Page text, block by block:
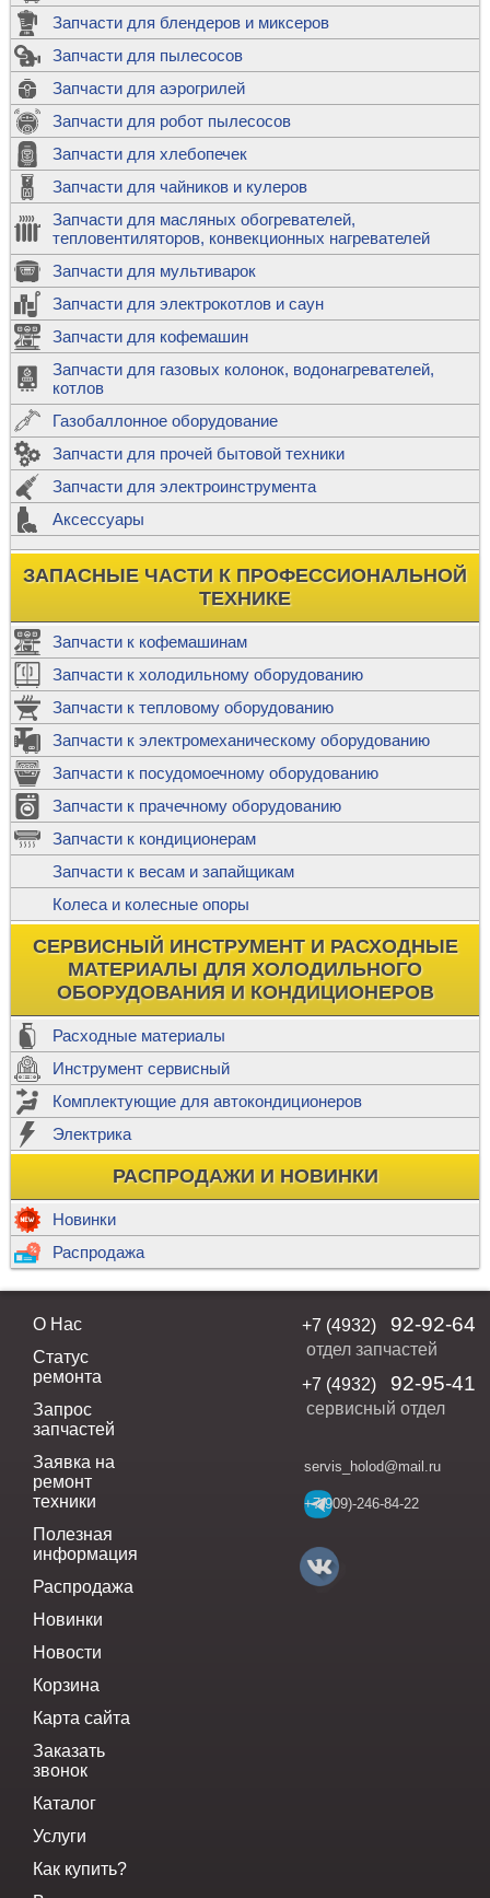
Запчасти для блендеров и миксеров
Запчасти для пылесосов
Запчасти для аэрогрилей
Запчасти для робот пылесосов
Запчасти для хлебопечек
Запчасти для чайников и кулеров
Запчасти для масляных обогревателей,
тепловентиляторов, конвекционных нагревателей
Запчасти для мультиварок
Запчасти для электрокотлов и саун
Запчасти для кофемашин
Запчасти для газовых колонок, водонагревателей,
котлов
Газобаллонное оборудование
Запчасти для прочей бытовой техники
Запчасти для электроинструмента
Аксессуары
ЗАПАСНЫЕ ЧАСТИ К ПРОФЕССИОНАЛЬНОЙ
ТЕХНИКЕ
Запчасти к кофемашинам
Запчасти к холодильному оборудованию
Запчасти к тепловому оборудованию
Запчасти к электромеханическому оборудованию
Запчасти к посудомоечному оборудованию
Запчасти к прачечному оборудованию
Запчасти к кондиционерам
Запчасти к весам и запайщикам
Колеса и колесные опоры
СЕРВИСНЫЙ ИНСТРУМЕНТ И РАСХОДНЫЕ
МАТЕРИАЛЫ ДЛЯ ХОЛОДИЛЬНОГО
ОБОРУДОВАНИЯ И КОНДИЦИОНЕРОВ
Расходные материалы
Инструмент сервисный
Комплектующие для автокондиционеров
Электрика
РАСПРОДАЖИ И НОВИНКИ
Новинки
Распродажа
О Нас
Статус
ремонта
Запрос
запчастей
Заявка на
ремонт
техники
Полезная
информация
Распродажа
Новинки
Новости
Корзина
Карта сайта
Заказать
звонок
Каталог
Услуги
Как купить?
+7 (4932) 92-92-64
отдел запчастей
+7 (4932)
92-95-41
сервисный отдел
servis_holod@mail.ru
+7(909)-246-84-22